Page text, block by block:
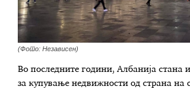
(Фото: Независен)
Во последните години, Албанија стана
за купување недвижности од страна на